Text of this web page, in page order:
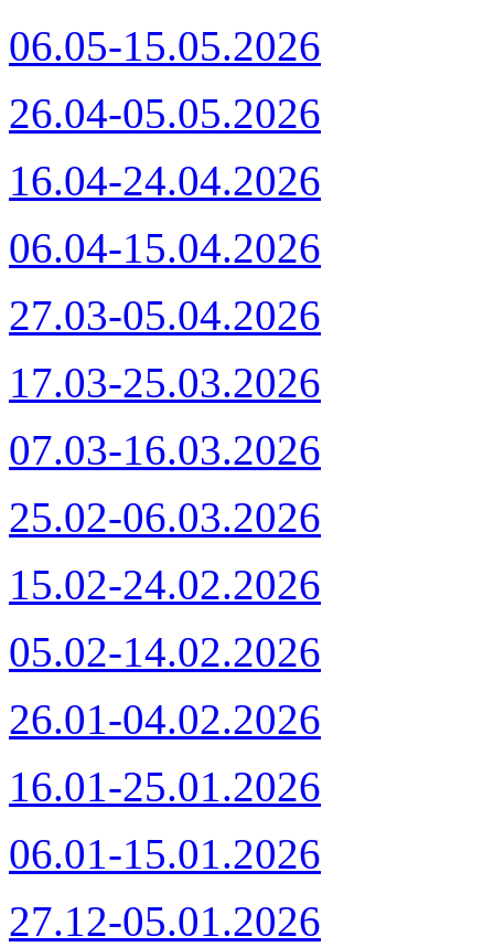
06.05-15.05.2026
26.04-05.05.2026
16.04-24.04.2026
06.04-15.04.2026
27.03-05.04.2026
17.03-25.03.2026
07.03-16.03.2026
25.02-06.03.2026
15.02-24.02.2026
05.02-14.02.2026
26.01-04.02.2026
16.01-25.01.2026
06.01-15.01.2026
27.12-05.01.2026